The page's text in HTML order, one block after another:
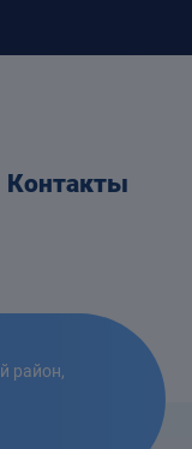
Контакты
район,